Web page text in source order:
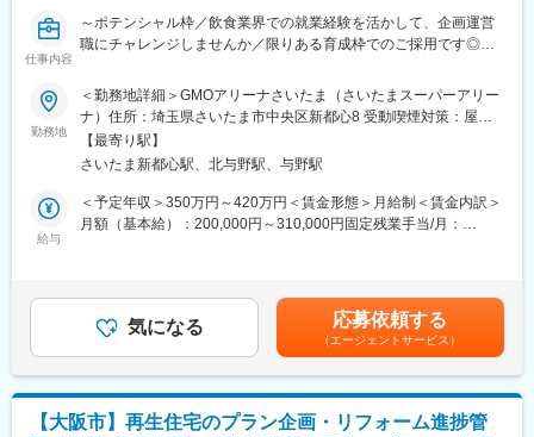
売してきました。
一般住宅だけでなくオフィスや公共施設などの空間でブラインド
業界のトップシェア企業（※）として電動・パソコン制御等の最新
ます。
※【住宅産業白書2020年版 (株)矢野経済研究所より】
近年はよりデザイン・機能・品質にこだわった付加価値の高い製
品づくりに取り組んでおり、時代に合わせた製品リニューアル・
変更の範囲：会社の定める業務
仕事内容
～ポテンシャル枠／飲食業界での就業経験を活かして、企画運営
職にチャレンジしませんか／限りある育成枠でのご採用です◎～
＼同ポジションでご活躍されている方のインタビューです／
https://www.aimservices.co.jp/recruit/career/interview/09/
■ポジション概要：
2027年4月リニューアルオープン予定の「さいたまスーパーアリ
ーナ（新名称：GMOアリーナさいたま）」にて、イベント運営ス
タッフとしてご活躍いただきます。
いてフードサービスの企画・運営実績を持ち、施設全体の価値向
上を担っています。
※さいたまスーパーアリーの開設までは、「TOYOTA ARENA
■業務内容：
勤務地
＜勤務地詳細＞GMOアリーナさいたま（さいたまスーパーアリー
ナ）住所：埼玉県さいたま市中央区新都心8 受動喫煙対策：屋内
全面禁煙変更の範囲：会社の定める事業所
【最寄り駅】
さいたま新都心駅、北与野駅、与野駅
給与
＜予定年収＞350万円～420万円＜賃金形態＞月給制＜賃金内訳＞
月額（基本給）：200,000円～310,000円固定残業手当/月：
を含む想定年収です。給与は経験・能力に応じて決定します。※残
業代は別途1分単位で支給■昇給：年1回■賞与：年2回（7月・12月
支給）※業績に応じる賃金はあくまでも目安の金額であり、選考を
通じて上下する可能性があります。月給(月額)は固定手当を含めた
表記です。
気になる 応募依頼する
（エージェントサービス）
【大阪市】再生住宅のプラン企画・リフォーム進捗管